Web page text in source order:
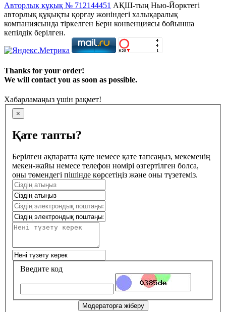
Авторлық құқық № 712144451 АҚШ-тың Нью-Йорктегі
авторлық құқықты қорғау жөніндегі халықаралық
компаниясында тіркелген Берн конвенциясы бойынша
кепілдік берілген.
Thanks for your order!
We will contact you as soon as possible.
Хабарламаңыз үшін рақмет!
×
Қате тапты?
Берілген ақпаратта қате немесе қате тапсаңыз, мекеменің
мекен-жайы немесе телефон нөмірі өзгертілген болса,
оны төмендегі пішінде көрсетіңіз және оны түзетеміз.
Введите код
Модераторға жіберу